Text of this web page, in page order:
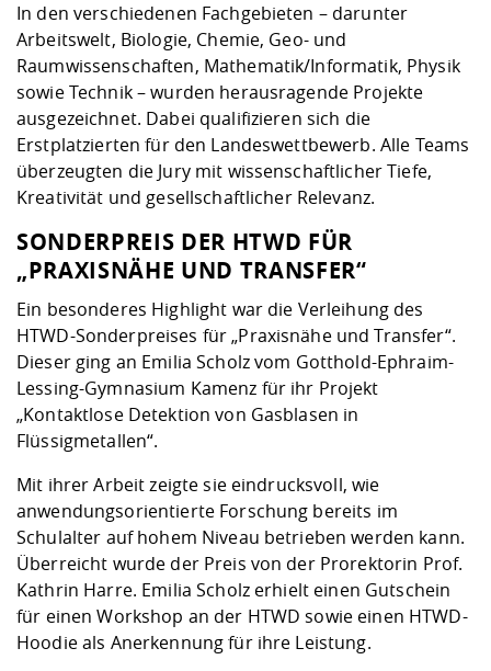
In den verschiedenen Fachgebieten – darunter
Arbeitswelt, Biologie, Chemie, Geo- und
Raumwissenschaften, Mathematik/Informatik, Physik
sowie Technik – wurden herausragende Projekte
ausgezeichnet. Dabei qualifizieren sich die
Erstplatzierten für den Landeswettbewerb. Alle Teams
überzeugten die Jury mit wissenschaftlicher Tiefe,
Kreativität und gesellschaftlicher Relevanz.
SONDERPREIS DER HTWD FÜR
„PRAXISNÄHE UND TRANSFER“
Ein besonderes Highlight war die Verleihung des
HTWD-Sonderpreises für „Praxisnähe und Transfer“.
Dieser ging an Emilia Scholz vom Gotthold-Ephraim-
Lessing-Gymnasium Kamenz für ihr Projekt
„Kontaktlose Detektion von Gasblasen in
Flüssigmetallen“.
Mit ihrer Arbeit zeigte sie eindrucksvoll, wie
anwendungsorientierte Forschung bereits im
Schulalter auf hohem Niveau betrieben werden kann.
Überreicht wurde der Preis von der Prorektorin Prof.
Kathrin Harre. Emilia Scholz erhielt einen Gutschein
für einen Workshop an der HTWD sowie einen HTWD-
Hoodie als Anerkennung für ihre Leistung.